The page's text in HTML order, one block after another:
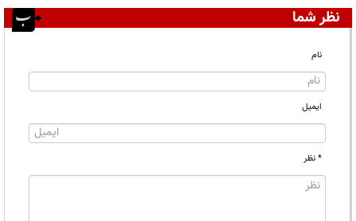
نظر شما
نام
ایمیل
* نظر